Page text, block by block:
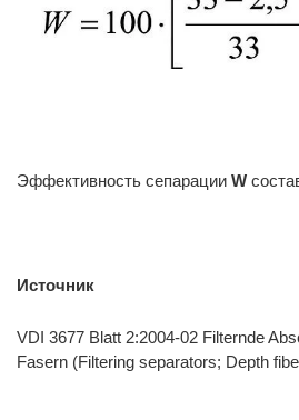
Эффективность сепарации W
Источник
VDI 3677 Blatt 2:2004-02 Filternde
Fasern (Filtering separators; Depth